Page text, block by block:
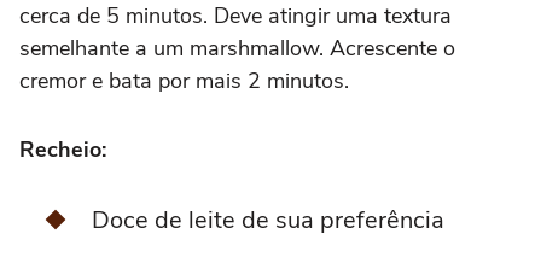
cerca de 5 minutos. Deve atingir uma textura
semelhante a um marshmallow. Acrescente o
cremor e bata por mais 2 minutos.
Recheio:
Doce de leite de sua preferência